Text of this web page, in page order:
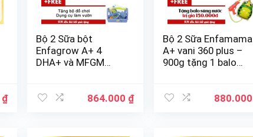
₫
Bộ 2 Sữa bột
Enfagrow A+ 4
DHA+ và MFGM
864.000 ₫
Bộ 2 Sữa Enfamama
A+ vani 360 plus –
900g tặng 1 balo
880.000